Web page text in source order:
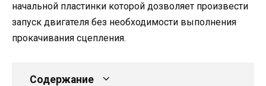
начальной пластинки которой дозволяет произвести
запуск двигателя без необходимости выполнения
прокачивания сцепления.
Содержание